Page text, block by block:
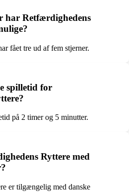
har Retfærdighedens
fået tre ud af fem stjerner.
spilletid for
på 2 timer og 5 minutter.
Ryttere med
er tilgængelig med danske